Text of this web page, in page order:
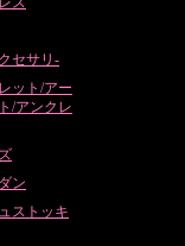
セサリ-
ット/アー
/アンクレ
ン
ストッキ